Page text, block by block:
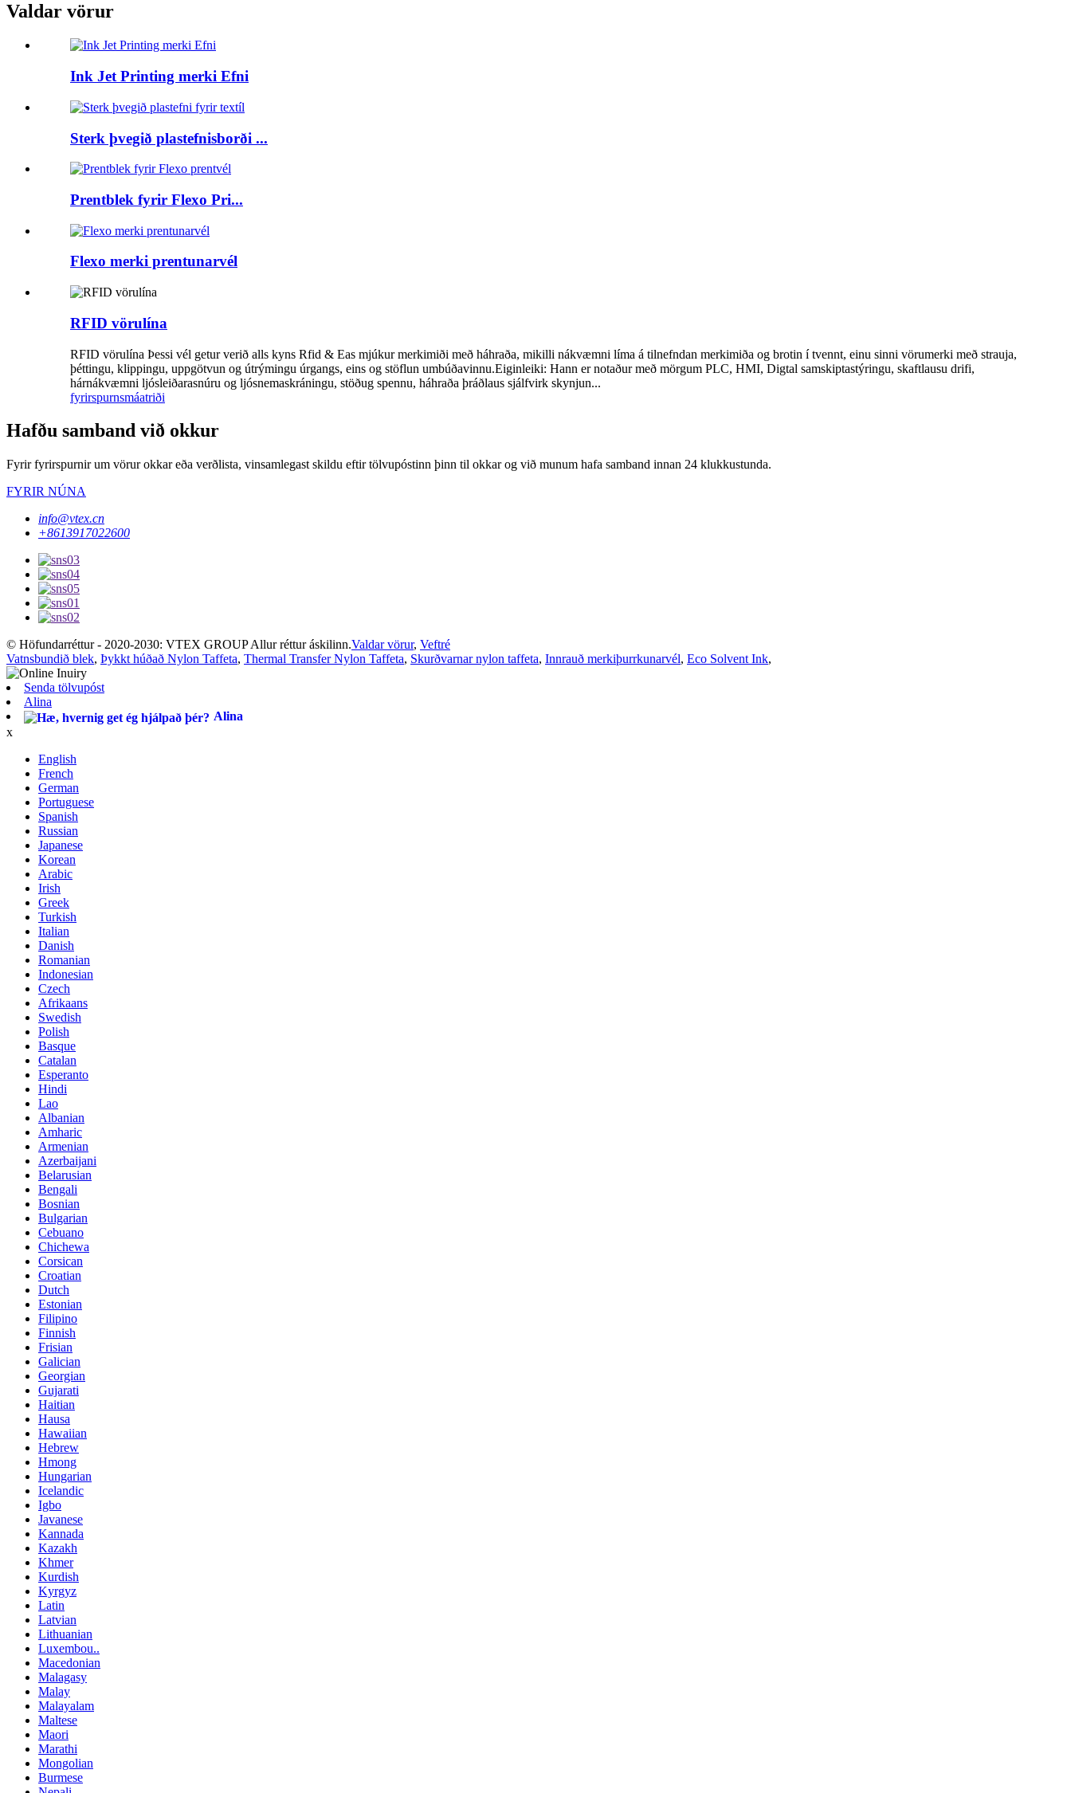
Valdar vörur
Ink Jet Printing merki Efni
Sterk þvegið plastefnisborði ...
Prentblek fyrir Flexo Pri...
Flexo merki prentunarvél
RFID vörulína
RFID vörulína Þessi vél getur verið alls kyns Rfid & Eas mjúkur merkimiði með háhraða, mikilli nákvæmni líma á tilnefndan merkimiða og brotin í tvennt, einu sinni vörumerki með strauja,
þéttingu, klippingu, uppgötvun og útrýmingu úrgangs, eins og stöflun umbúðavinnu.Eiginleiki: Hann er notaður með mörgum PLC, HMI, Digtal samskiptastýringu, skaftlausu drifi,
hárnákvæmni ljósleiðarasnúru og ljósnemaskráningu, stöðug spennu, háhraða þráðlaus sjálfvirk skynjun...
fyrirspurnsmáatriði
Hafðu samband við okkur
Fyrir fyrirspurnir um vörur okkar eða verðlista, vinsamlegast skildu eftir tölvupóstinn þinn til okkar og við munum hafa samband innan 24 klukkustunda.
FYRIR NÚNA
info@vtex.cn
+8613917022600
© Höfundarréttur - 2020-2030: VTEX GROUP Allur réttur áskilinn.Valdar vörur, Veftré
Vatnsbundið blek, Þykkt húðað Nylon Taffeta, Thermal Transfer Nylon Taffeta, Skurðvarnar nylon taffeta, Innrauð merkiþurrkunarvél, Eco Solvent Ink,
Senda tölvupóst
Alina
Alina
x
English
French
German
Portuguese
Spanish
Russian
Japanese
Korean
Arabic
Irish
Greek
Turkish
Italian
Danish
Romanian
Indonesian
Czech
Afrikaans
Swedish
Polish
Basque
Catalan
Esperanto
Hindi
Lao
Albanian
Amharic
Armenian
Azerbaijani
Belarusian
Bengali
Bosnian
Bulgarian
Cebuano
Chichewa
Corsican
Croatian
Dutch
Estonian
Filipino
Finnish
Frisian
Galician
Georgian
Gujarati
Haitian
Hausa
Hawaiian
Hebrew
Hmong
Hungarian
Icelandic
Igbo
Javanese
Kannada
Kazakh
Khmer
Kurdish
Kyrgyz
Latin
Latvian
Lithuanian
Luxembou..
Macedonian
Malagasy
Malay
Malayalam
Maltese
Maori
Marathi
Mongolian
Burmese